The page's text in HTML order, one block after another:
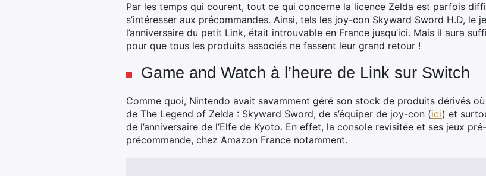
Par les temps qui courent, tout ce qui concerne la licence Zelda est parfois
s’intéresser aux précommandes. Ainsi, tels les joy-con Skyward Sword H.D, le
l’anniversaire du petit Link, était introuvable en France jusqu’ici. Mais il aura
pour que tous les produits associés ne fassent leur grand retour !
Game and Watch à l’heure de Link sur Switch
Comme quoi, Nintendo avait savamment géré son stock de produits dérivés
de The Legend of Zelda : Skyward Sword, de s’équiper de joy-con (ici) et
de l’anniversaire de l’Elfe de Kyoto. En effet, la console revisitée et ses jeux
précommande, chez Amazon France notamment.